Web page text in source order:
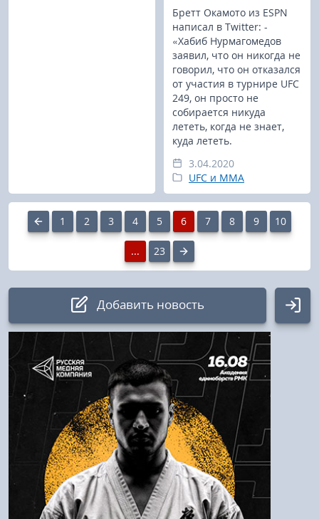
Бретт Окамото из ESPN
написал в Twitter: -
«Хабиб Нурмагомедов
заявил, что он никогда не
говорил, что он отказался
от участия в турнире UFC
249, он просто не
собирается никуда
лететь, когда не знает,
куда лететь.
3.04.2020
UFC и MMA
1 2 3 4 5 6 7 8 9 10
... 23
Добавить новость
Авторизация
Логин:
Пароль
Войти